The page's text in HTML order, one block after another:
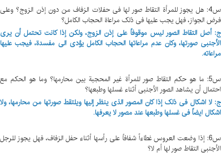
س4: هل یجوز للمرأة التقاط صور لها فی حفلات الزفاف من دون إذن الزوج؟ وعلی
فرض الجواز، فهل یجب علیها فی ذلک مراعاة الحجاب الکامل؟
ج: أصل التقاط الصور لیس موقوفاً علی إذن الزوج، ولکن إذا کانت تحتمل أن یری
الأجنبی صورتها، وکان عدم مراعاتها الحجاب الکامل یؤدی الی مفسدة، فیجب علیها
مراعاته.
س5: ما هو حکم التقاط صور للمرأة غیر المحجبة بین محارمها؟ وما هو الحکم مع
احتمال أن یشاهد الصور الأجنبی أثناء غسلها وطبعها؟
ج: لا اشکال فی ذلک إذا کان المصور الذی ینظر إلیها ویلتقط صورتها من محارمها، ولا
اشکال ایضاً فی غسلها وطبعها عند مصور لا یعرفها.
س6: إذا وضعت العروس غطاءاً شفافاً علی رأسها أثناء حفل الزفاف، فهل یجوز للرجل
الأجنبی التقاط صور لها أم لا؟